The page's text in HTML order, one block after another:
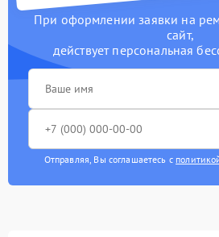
При оформлении заявки на
сайт,
действует персональная
Отправляя, Вы соглашаетесь с